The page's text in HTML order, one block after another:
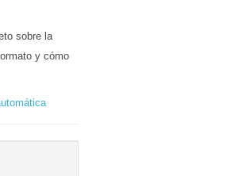
sobre la
y cómo